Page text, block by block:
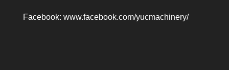
Facebook: www.facebook.com/yucmachinery/